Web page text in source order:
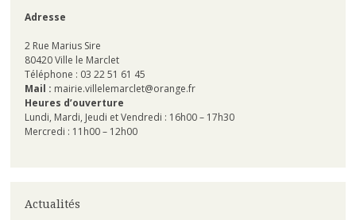
Adresse
2 Rue Marius Sire
80420 Ville le Marclet
Téléphone : 03 22 51 61 45
Mail : mairie.villelemarclet@orange.fr
Heures d’ouverture
Lundi, Mardi, Jeudi et Vendredi : 16h00 – 17h30
Mercredi : 11h00 – 12h00
Actualités